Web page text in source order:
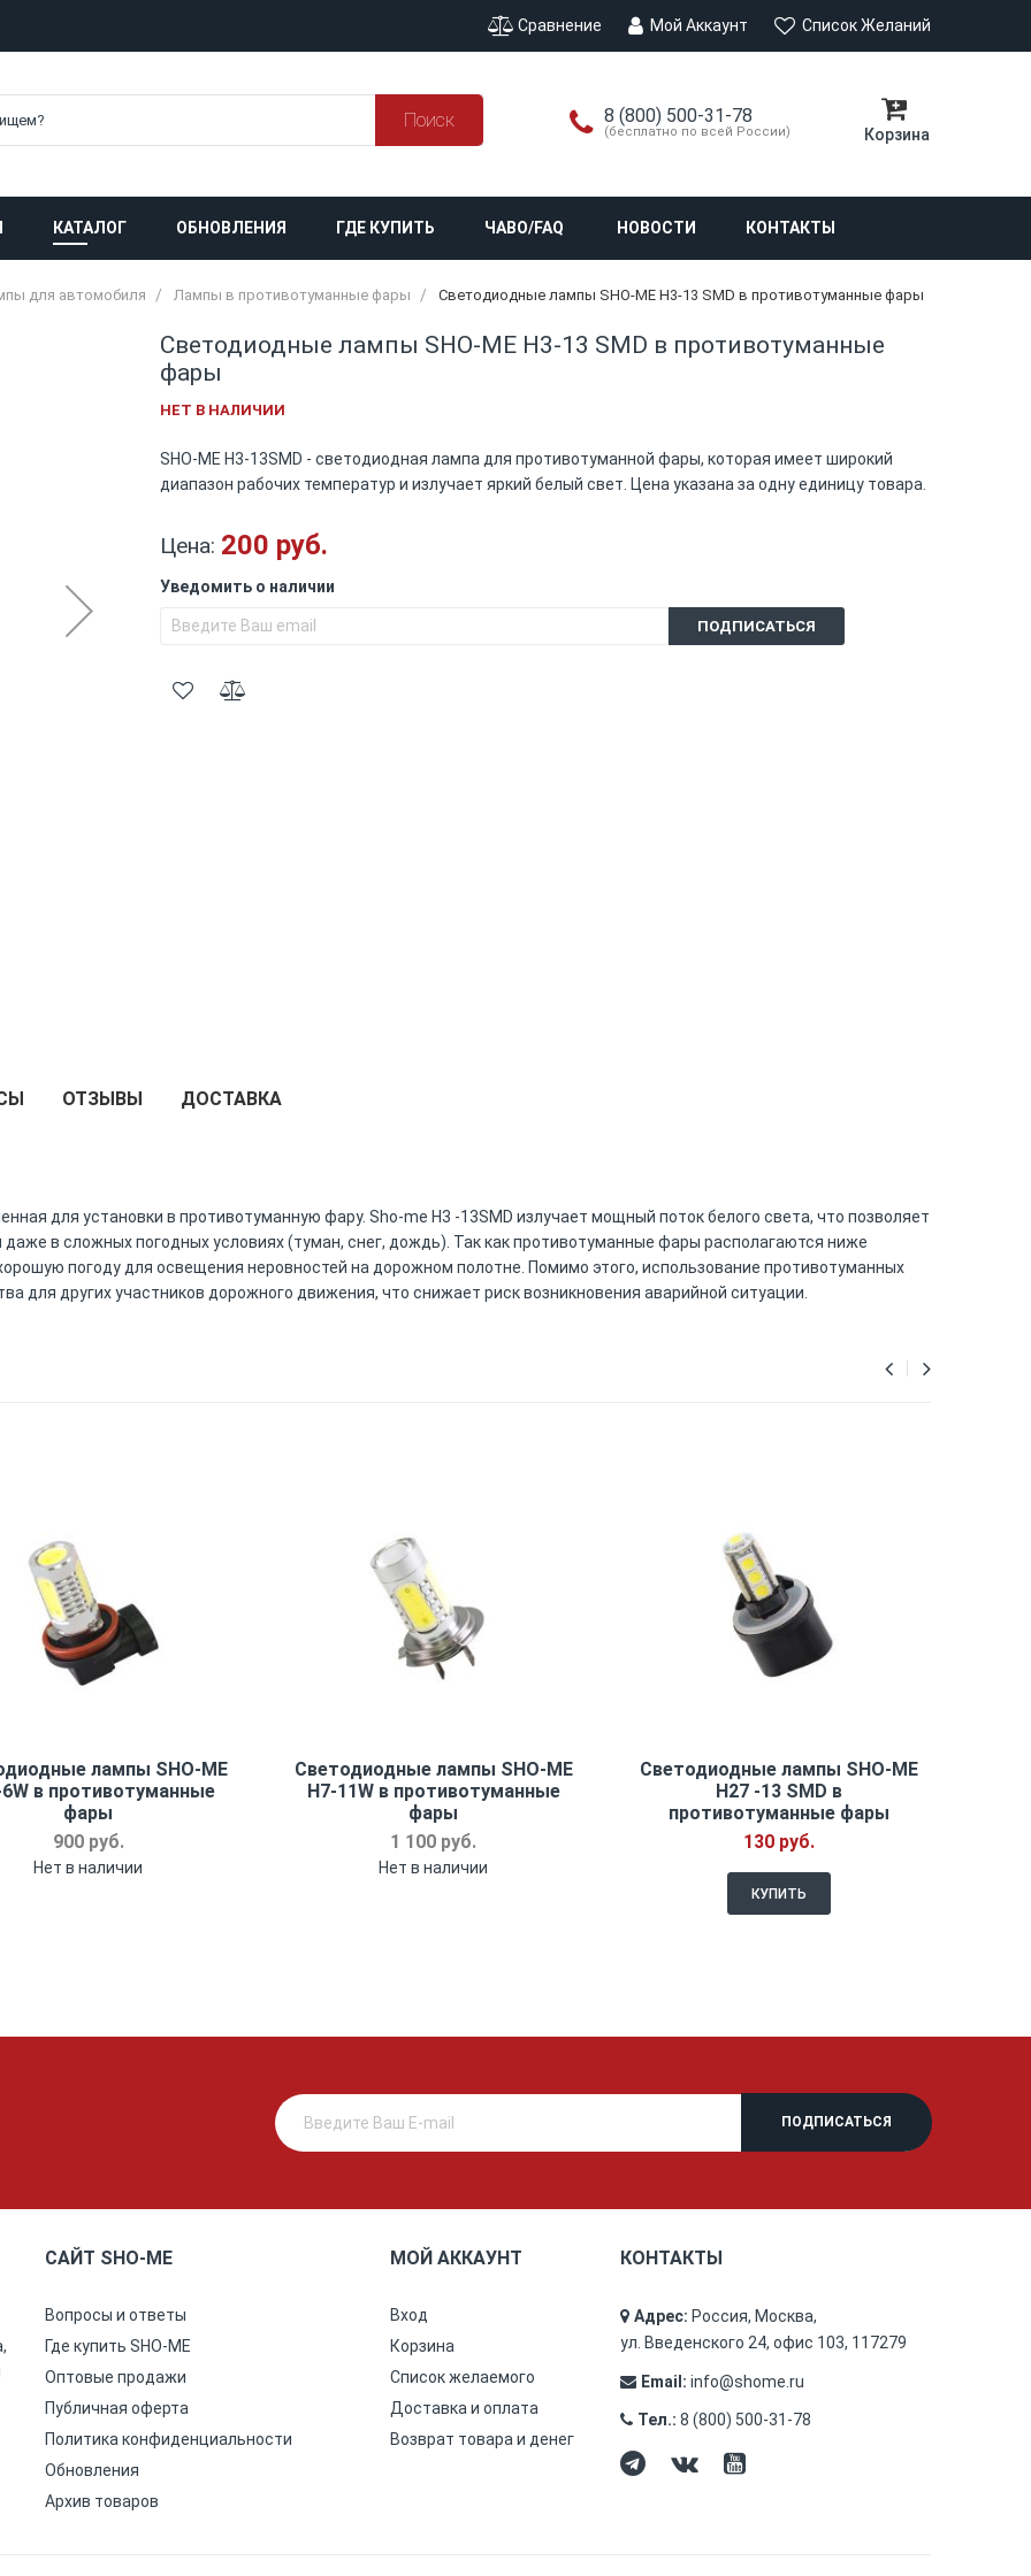
Сравнение Мой Аккаунт Список Желаний
Корзина
Поиск 8 (800) 500-31-78
(бесплатно по всей России)
КАТАЛОГ ОБНОВЛЕНИЯ ГДЕ КУПИТЬ ЧАВО/FAQ НОВОСТИ КОНТАКТЫ
для автомобиля Лампы в противотуманные фары Светодиодные лампы SHO-ME H3-13 SMD в противотуманные фары
Светодиодные лампы SHO-ME H3-13 SMD в противотуманные
фары
НЕТ В НАЛИЧИИ
SHO-ME H3-13SMD - светодиодная лампа для противотуманной фары, которая имеет широкий
диапазон рабочих температур и излучает яркий белый свет. Цена указана за одну единицу товара.
Цена: 200 руб.
Уведомить о наличии
ПОДПИСАТЬСЯ
для установки в противотуманную фару. Sho-me H3 -13SMD излучает мощный поток белого света, что позволяет
в сложных погодных условиях (туман, снег, дождь). Так как противотуманные фары располагаются ниже
погоду для освещения неровностей на дорожном полотне. Помимо этого, использование противотуманных
для других участников дорожного движения, что снижает риск возникновения аварийной ситуации.
ОТЗЫВЫ ДОСТАВКА
лампы SHO-ME
6W в противотуманные
фары
900 руб.
Нет в наличии
Светодиодные лампы SHO-ME
H7-11W в противотуманные
фары
1 100 руб.
Нет в наличии
Светодиодные лампы SHO-ME
H27 -13 SMD в
противотуманные фары
130 руб.
КУПИТЬ
САЙТ SHO-ME
Вопросы и ответы
Где купить SHO-ME
Оптовые продажи
Публичная оферта
Политика конфиденциальности
Обновления
Архив товаров
МОЙ АККАУНТ
Вход
Корзина
Список желаемого
Доставка и оплата
Возврат товара и денег
КОНТАКТЫ
Адрес: Россия, Москва,
ул. Введенского 24, офис 103, 117279
Email: info@shome.ru
Тел.: 8 (800) 500-31-78